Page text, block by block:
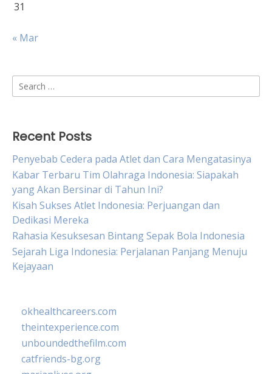
31
« Mar
Search
for:
Recent Posts
Penyebab Cedera pada Atlet dan Cara Mengatasinya
Kabar Terbaru Tim Olahraga Indonesia: Siapakah
yang Akan Bersinar di Tahun Ini?
Kisah Sukses Atlet Indonesia: Perjuangan dan
Dedikasi Mereka
Rahasia Kesuksesan Bintang Sepak Bola Indonesia
Sejarah Liga Indonesia: Perjalanan Panjang Menuju
Kejayaan
okhealthcareers.com
theintexperience.com
unboundedthefilm.com
catfriends-bg.org